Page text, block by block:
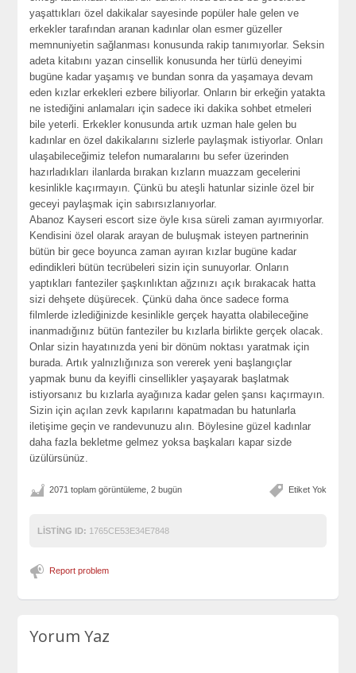
yaşattıkları özel dakikalar sayesinde popüler hale gelen ve
erkekler tarafından aranan kadınlar olan esmer güzeller
memnuniyetin sağlanması konusunda rakip tanımıyorlar. Seksin
adeta kitabını yazan cinsellik konusunda her türlü deneyimi
bugüne kadar yaşamış ve bundan sonra da yaşamaya devam
eden kızlar erkekleri ezbere biliyorlar. Onların bir erkeğin yatakta
ne istediğini anlamaları için sadece iki dakika sohbet etmeleri
bile yeterli. Erkekler konusunda artık uzman hale gelen bu
kadınlar en özel dakikalarını sizlerle paylaşmak istiyorlar. Onları
ulaşabileceğimiz telefon numaralarını bu sefer üzerinden
hazırladıkları ilanlarda bırakan kızların muazzam gecelerini
kesinlikle kaçırmayın. Çünkü bu ateşli hatunlar sizinle özel bir
geceyi paylaşmak için sabırsızlanıyorlar.
Abanoz Kayseri escort size öyle kısa süreli zaman ayırmıyorlar.
Kendisini özel olarak arayan de buluşmak isteyen partnerinin
bütün bir gece boyunca zaman ayıran kızlar bugüne kadar
edindikleri bütün tecrübeleri sizin için sunuyorlar. Onların
yaptıkları fanteziler şaşkınlıktan ağzınızı açık bırakacak hatta
sizi dehşete düşürecek. Çünkü daha önce sadece forma
filmlerde izlediğinizde kesinlikle gerçek hayatta olabileceğine
inanmadığınız bütün fanteziler bu kızlarla birlikte gerçek olacak.
Onlar sizin hayatınızda yeni bir dönüm noktası yaratmak için
burada. Artık yalnızlığınıza son vererek yeni başlangıçlar
yapmak bunu da keyifli cinsellikler yaşayarak başlatmak
istiyorsanız bu kızlarla ayağınıza kadar gelen şansı kaçırmayın.
Sizin için açılan zevk kapılarını kapatmadan bu hatunlarla
iletişime geçin ve randevunuzu alın. Böylesine güzel kadınlar
daha fazla bekletme gelmez yoksa başkaları kapar sizde
üzülürsünüz.
Etiket Yok
2071 toplam görüntüleme, 2 bugün
LISTING ID: 1765CE53E34E7848
Report problem
Yorum Yaz